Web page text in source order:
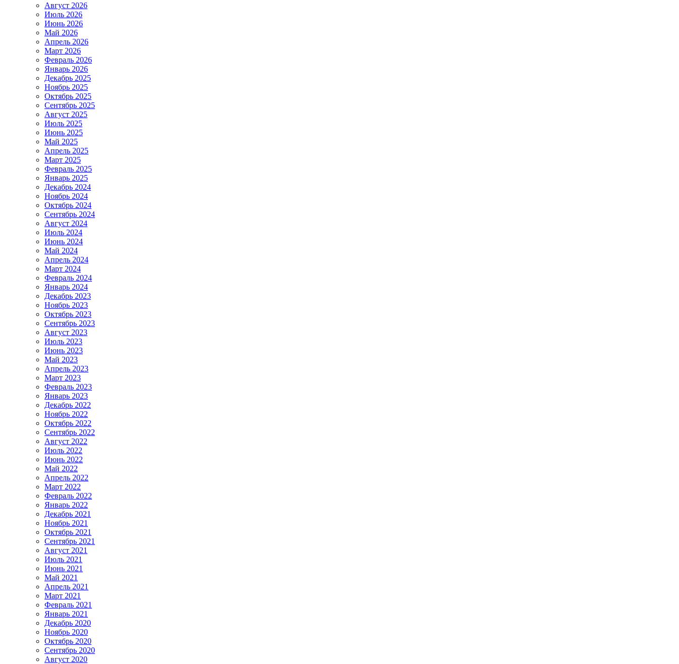
Август 2026
Июль 2026
Июнь 2026
Май 2026
Апрель 2026
Март 2026
Февраль 2026
Январь 2026
Декабрь 2025
Ноябрь 2025
Октябрь 2025
Сентябрь 2025
Август 2025
Июль 2025
Июнь 2025
Май 2025
Апрель 2025
Март 2025
Февраль 2025
Январь 2025
Декабрь 2024
Ноябрь 2024
Октябрь 2024
Сентябрь 2024
Август 2024
Июль 2024
Июнь 2024
Май 2024
Апрель 2024
Март 2024
Февраль 2024
Январь 2024
Декабрь 2023
Ноябрь 2023
Октябрь 2023
Сентябрь 2023
Август 2023
Июль 2023
Июнь 2023
Май 2023
Апрель 2023
Март 2023
Февраль 2023
Январь 2023
Декабрь 2022
Ноябрь 2022
Октябрь 2022
Сентябрь 2022
Август 2022
Июль 2022
Июнь 2022
Май 2022
Апрель 2022
Март 2022
Февраль 2022
Январь 2022
Декабрь 2021
Ноябрь 2021
Октябрь 2021
Сентябрь 2021
Август 2021
Июль 2021
Июнь 2021
Май 2021
Апрель 2021
Март 2021
Февраль 2021
Январь 2021
Декабрь 2020
Ноябрь 2020
Октябрь 2020
Сентябрь 2020
Август 2020